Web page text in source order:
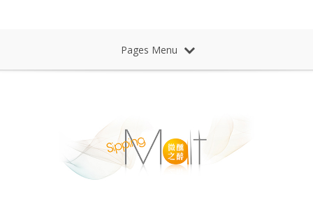
Pages Menu